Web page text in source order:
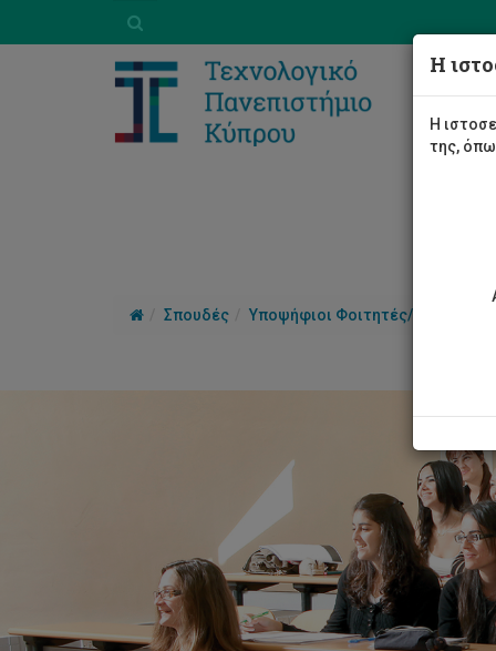
Σπουδές Υποψήφιοι Φοιτητές/τριες
Η
Η
της,